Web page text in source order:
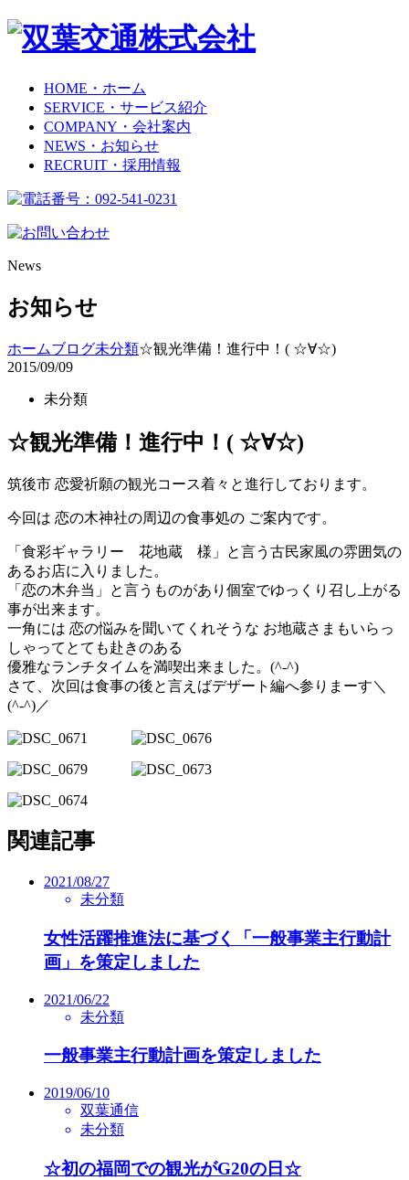
HOME ・ホーム
SERVICE ・サービス紹介
COMPANY ・会社案内
NEWS ・お知らせ
RECRUIT ・採用情報
News
お知らせ
ホームブログ未分類☆観光準備！進行中！( ☆∀☆)
2015/09/09
未分類
☆観光準備！進行中！( ☆∀☆)
筑後市 恋愛祈願の観光コース着々と進行しております。
今回は 恋の木神社の周辺の食事処の ご案内です。
「食彩ギャラリー 花地蔵 様」と言う古民家風の雰囲気の
あるお店に入りました。
「恋の木弁当」と言うものがあり個室でゆっくり召し上がる
事が出来ます。
一角には 恋の悩みを聞いてくれそうな お地蔵さまもいらっ
しゃってとても赴きのある
優雅なランチタイムを満喫出来ました。(^-^)
さて、次回は食事の後と言えばデザート編へ参りまーす＼
(^-^)／
関連記事
2021/08/27
未分類
女性活躍推進法に基づく「一般事業主行動計
画」を策定しました
2021/06/22
未分類
一般事業主行動計画を策定しました
2019/06/10
双葉通信
未分類
☆初の福岡での観光がG20の日☆